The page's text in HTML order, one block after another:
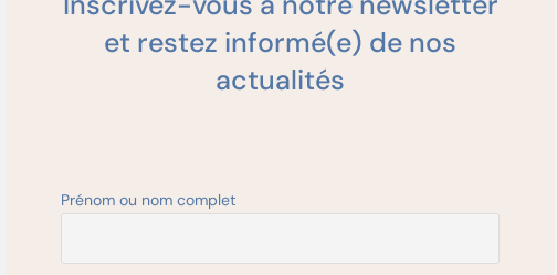
Bourses pour aider à la réalisation de votre
politique bien-être.
et restez informé(e) de nos
actualités
Prénom ou nom complet